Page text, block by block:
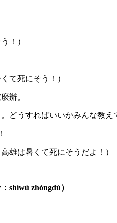
！）
て死にそう！）
辦。
。どうすればいいかみんな教え
雄は暑くて死にそうだよ！）
shíwù zhòngdú）